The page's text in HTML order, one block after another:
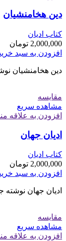
دین هخامنشیان
کتاب ادیان
2,000,000 تومان
افزودن به سبد
دین هخامنشیان
مقایسه
مشاهده سریع
افزودن به علاقه
ادیان جهان
کتاب ادیان
2,000,000 تومان
افزودن به سبد
ادیان جهان نوشته
مقایسه
مشاهده سریع
افزودن به علاقه